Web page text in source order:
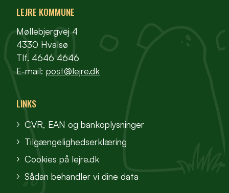
LEJRE KOMMUNE
Møllebjergvej 4
4330 Hvalsø
Tlf. 4646 4646
E-mail: post@lejre.dk
LINKS
CVR, EAN og bankoplysninger
Tilgængelighedserklæring
Cookies på lejre.dk
Sådan behandler vi dine data